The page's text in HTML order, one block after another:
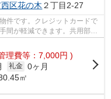
区花の木 ２丁目2-27
件です。クレジットカードで
間が軽減できます。共用部に
理費等：7,000円 )
礼金 0ヶ月
㎡